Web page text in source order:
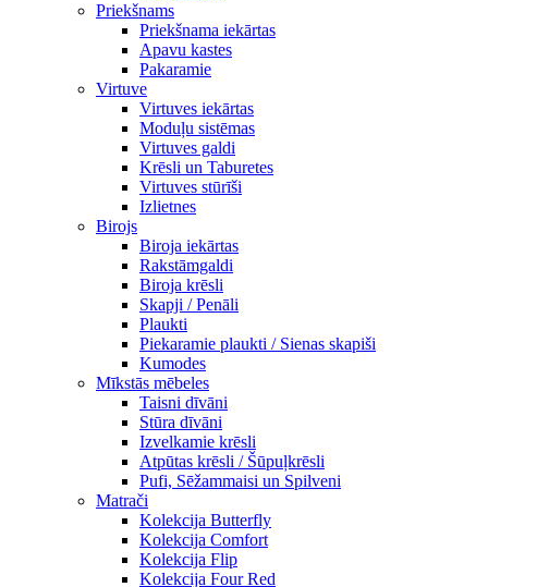
Priekšnams
Priekšnama iekārtas
Apavu kastes
Pakaramie
Virtuve
Virtuves iekārtas
Moduļu sistēmas
Virtuves galdi
Krēsli un Taburetes
Virtuves stūrīši
Izlietnes
Birojs
Biroja iekārtas
Rakstāmgaldi
Biroja krēsli
Skapji / Penāli
Plaukti
Piekaramie plaukti / Sienas skapiši
Kumodes
Mīkstās mēbeles
Taisni dīvāni
Stūra dīvāni
Izvelkamie krēsli
Atpūtas krēsli / Šūpuļkrēsli
Pufi, Sēžammaisi un Spilveni
Matrači
Kolekcija Butterfly
Kolekcija Comfort
Kolekcija Flip
Kolekcija Four Red